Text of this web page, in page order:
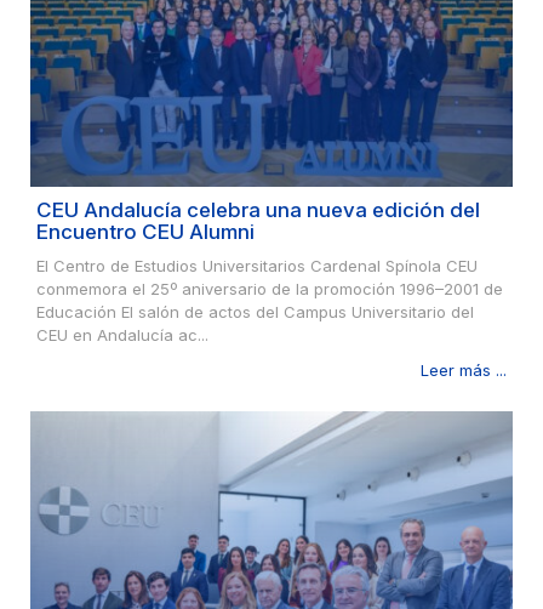
CEU Andalucía celebra una nueva edición del
Encuentro CEU Alumni
El Centro de Estudios Universitarios Cardenal Spínola CEU
conmemora el 25º aniversario de la promoción 1996–2001 de
Educación El salón de actos del Campus Universitario del
CEU en Andalucía ac...
Leer más ...